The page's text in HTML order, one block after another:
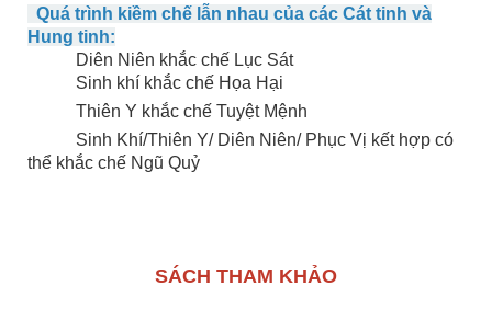
Quá trình kiềm chế lẫn nhau của các Cát tinh và
Hung tinh:
Diên Niên khắc chế Lục Sát
Sinh khí khắc chế Họa Hại
Thiên Y khắc chế Tuyệt Mệnh
Sinh Khí/Thiên Y/ Diên Niên/ Phục Vị kết hợp có
thể khắc chế Ngũ Quỷ
SÁCH THAM KHẢO